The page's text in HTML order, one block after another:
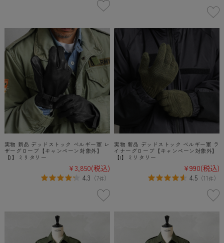
実物 新品 デッドストック ベルギー軍 レ
ザーグローブ【キャンペーン対象外】
【I】ミリタリー
¥3,850(税込)
4.3 （7件）
実物 新品 デッドストック ベルギー軍 ラ
イナーグローブ【キャンペーン対象外】
【I】ミリタリー
¥990(税込)
4.5 （11件）